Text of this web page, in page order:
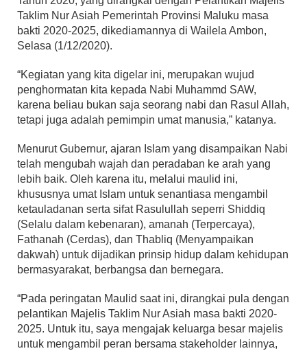
Taklim Nur Asiah Pemerintah Provinsi Maluku masa
bakti 2020-2025, dikediamannya di Wailela Ambon,
Selasa (1/12/2020).
“Kegiatan yang kita digelar ini, merupakan wujud
penghormatan kita kepada Nabi Muhammd SAW,
karena beliau bukan saja seorang nabi dan Rasul Allah,
tetapi juga adalah pemimpin umat manusia,” katanya.
Menurut Gubernur, ajaran Islam yang disampaikan Nabi
telah mengubah wajah dan peradaban ke arah yang
lebih baik. Oleh karena itu, melalui maulid ini,
khususnya umat Islam untuk senantiasa mengambil
ketauladanan serta sifat Rasulullah seperri Shiddiq
(Selalu dalam kebenaran), amanah (Terpercaya),
Fathanah (Cerdas), dan Thabliq (Menyampaikan
dakwah) untuk dijadikan prinsip hidup dalam kehidupan
bermasyarakat, berbangsa dan bernegara.
“Pada peringatan Maulid saat ini, dirangkai pula dengan
pelantikan Majelis Taklim Nur Asiah masa bakti 2020-
2025. Untuk itu, saya mengajak keluarga besar majelis
untuk mengambil peran bersama stakeholder lainnya,